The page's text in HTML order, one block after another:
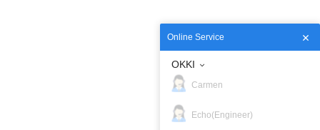
Online Service
OKKI
Carmen
Echo(Engineer)